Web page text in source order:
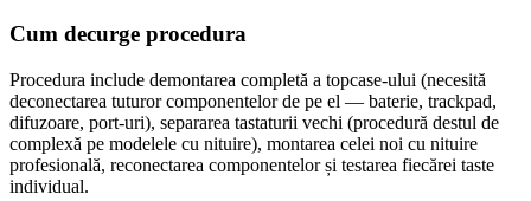
Cum decurge procedura
Procedura include demontarea completă a topcase-ului (necesită
deconectarea tuturor componentelor de pe el — baterie, trackpad,
difuzoare, port-uri), separarea tastaturii vechi (procedură destul de
complexă pe modelele cu nituire), montarea celei noi cu nituire
profesională, reconectarea componentelor și testarea fiecărei taste
individual.